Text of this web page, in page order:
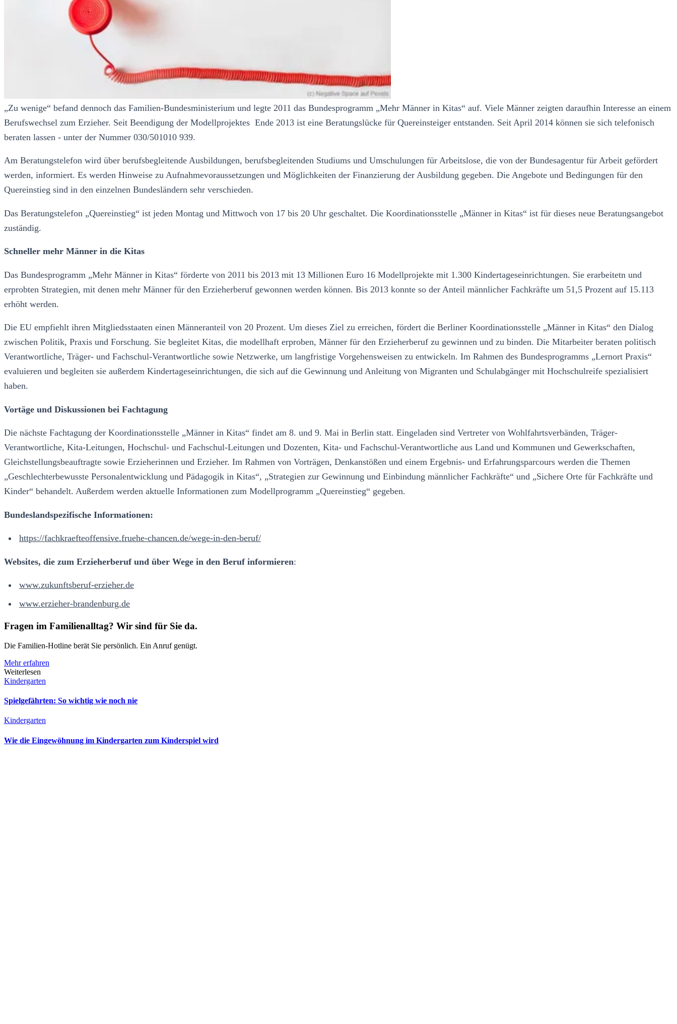
„Zu wenige“ befand dennoch das Familien-Bundesministerium und legte 2011 das Bundesprogramm „Mehr Männer in Kitas“ auf. Viele Männer zeigten daraufhin Interesse an einem
Berufswechsel zum Erzieher. Seit Beendigung der Modellprojektes Ende 2013 ist eine Beratungslücke für Quereinsteiger entstanden. Seit April 2014 können sie sich telefonisch
beraten lassen - unter der Nummer 030/501010 939.
Am Beratungstelefon wird über berufsbegleitende Ausbildungen, berufsbegleitenden Studiums und Umschulungen für Arbeitslose, die von der Bundesagentur für Arbeit gefördert
werden, informiert. Es werden Hinweise zu Aufnahmevoraussetzungen und Möglichkeiten der Finanzierung der Ausbildung gegeben. Die Angebote und Bedingungen für den
Quereinstieg sind in den einzelnen Bundesländern sehr verschieden.
Das Beratungstelefon „Quereinstieg“ ist jeden Montag und Mittwoch von 17 bis 20 Uhr geschaltet. Die Koordinationsstelle „Männer in Kitas“ ist für dieses neue Beratungsangebot
zuständig.
Schneller mehr Männer in die Kitas
Das Bundesprogramm „Mehr Männer in Kitas“ förderte von 2011 bis 2013 mit 13 Millionen Euro 16 Modellprojekte mit 1.300 Kindertageseinrichtungen. Sie erarbeitetn und
erprobten Strategien, mit denen mehr Männer für den Erzieherberuf gewonnen werden können. Bis 2013 konnte so der Anteil männlicher Fachkräfte um 51,5 Prozent auf 15.113
erhöht werden.
Die EU empfiehlt ihren Mitgliedsstaaten einen Männeranteil von 20 Prozent. Um dieses Ziel zu erreichen, fördert die Berliner Koordinationsstelle „Männer in Kitas“ den Dialog
zwischen Politik, Praxis und Forschung. Sie begleitet Kitas, die modellhaft erproben, Männer für den Erzieherberuf zu gewinnen und zu binden. Die Mitarbeiter beraten politisch
Verantwortliche, Träger- und Fachschul-Verantwortliche sowie Netzwerke, um langfristige Vorgehensweisen zu entwickeln. Im Rahmen des Bundesprogramms „Lernort Praxis“
evaluieren und begleiten sie außerdem Kindertageseinrichtungen, die sich auf die Gewinnung und Anleitung von Migranten und Schulabgänger mit Hochschulreife spezialisiert
haben.
Vortäge und Diskussionen bei Fachtagung
Die nächste Fachtagung der Koordinationsstelle „Männer in Kitas“ findet am 8. und 9. Mai in Berlin statt. Eingeladen sind Vertreter von Wohlfahrtsverbänden, Träger-
Verantwortliche, Kita-Leitungen, Hochschul- und Fachschul-Leitungen und Dozenten, Kita- und Fachschul-Verantwortliche aus Land und Kommunen und Gewerkschaften,
Gleichstellungsbeauftragte sowie Erzieherinnen und Erzieher. Im Rahmen von Vorträgen, Denkanstößen und einem Ergebnis- und Erfahrungsparcours werden die Themen
„Geschlechterbewusste Personalentwicklung und Pädagogik in Kitas“, „Strategien zur Gewinnung und Einbindung männlicher Fachkräfte“ und „Sichere Orte für Fachkräfte und
Kinder“ behandelt. Außerdem werden aktuelle Informationen zum Modellprogramm „Quereinstieg“ gegeben.
Bundeslandspezifische Informationen:
https://fachkraefteoffensive.fruehe-chancen.de/wege-in-den-beruf/
Websites, die zum Erzieherberuf und über Wege in den Beruf informieren:
www.zukunftsberuf-erzieher.de
www.erzieher-brandenburg.de
Fragen im Familienalltag? Wir sind für Sie da.
Die Familien-Hotline berät Sie persönlich. Ein Anruf genügt.
Mehr erfahren
Weiterlesen
Kindergarten
Spielgefährten: So wichtig wie noch nie
Kindergarten
Wie die Eingewöhnung im Kindergarten zum Kinderspiel wird